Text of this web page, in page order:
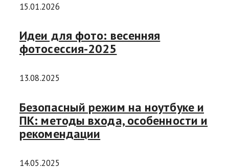
15.01.2026
Идеи для фото: весенняя
фотосессия-2025
13.08.2025
Безопасный режим на ноутбуке и
ПК: методы входа, особенности и
рекомендации
14.05.2025